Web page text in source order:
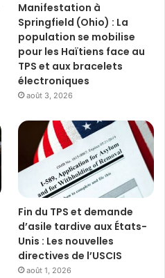
Manifestation à
Springfield (Ohio) : La
population se mobilise
pour les Haïtiens face au
TPS et aux bracelets
électroniques
août 3, 2026
Fin du TPS et demande
d’asile tardive aux États-
Unis : Les nouvelles
directives de l’USCIS
août 1, 2026